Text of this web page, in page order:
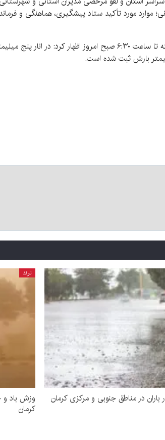
موارد مورد تأکید ستاد پیشگیری، هماهنگی و
باران در مناطق جنوبی و مرکزی کرمان
ترند
وزش باد
کرمان